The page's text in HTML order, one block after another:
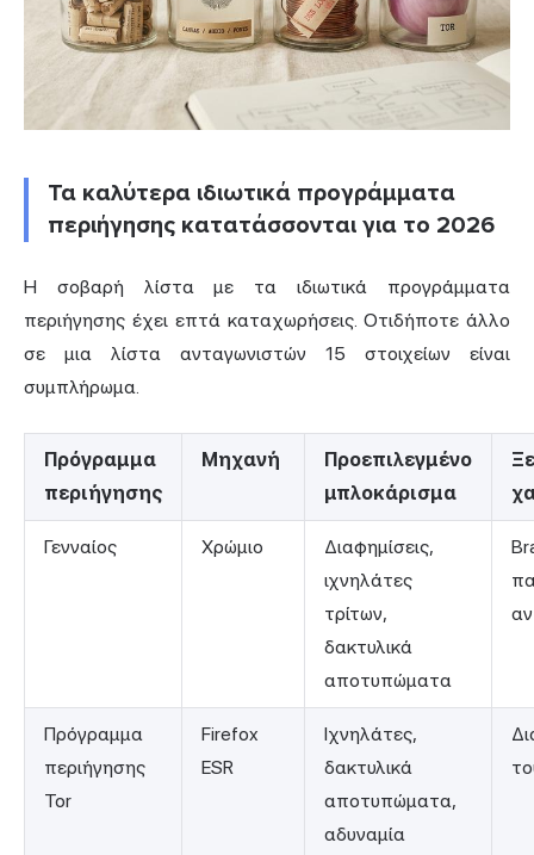
Τα καλύτερα ιδιωτικά προγράμματα
περιήγησης κατατάσσονται για το 2026
Η σοβαρή λίστα με τα ιδιωτικά προγράμματα
περιήγησης έχει επτά καταχωρήσεις. Οτιδήποτε άλλο
σε μια λίστα ανταγωνιστών 15 στοιχείων είναι
συμπλήρωμα.
Πρόγραμμα
περιήγησης
Μηχανή
Προεπιλεγμένο
μπλοκάρισμα
Γενναίος Χρώμιο
Διαφημίσεις,
ιχνηλάτες
τρίτων,
δακτυλικά
αποτυπώματα
Πρόγραμμα
περιήγησης
Tor
Firefox
ESR
Ιχνηλάτες,
δακτυλικά
αποτυπώματα,
αδυναμία